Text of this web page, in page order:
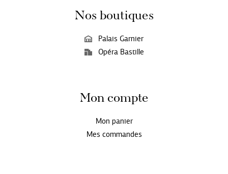
Nos boutiques
Palais Garnier
Opéra Bastille
Mon compte
Mon panier
Mes commandes